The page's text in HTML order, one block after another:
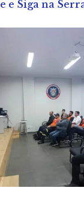
e Siga na